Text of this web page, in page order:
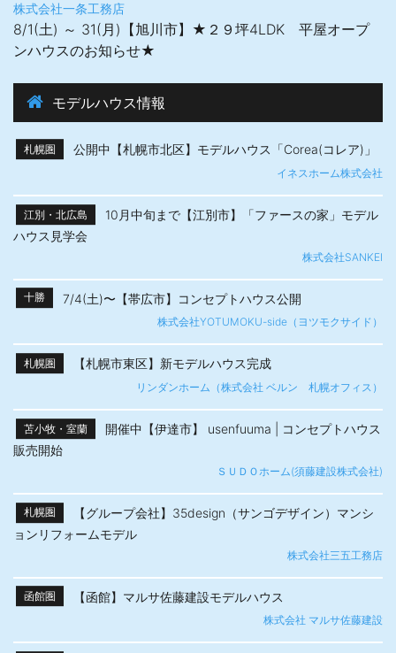
株式会社一条工務店
8/1(土) ～ 31(月)【旭川市】★２９坪4LDK 平屋オープ
ンハウスのお知らせ★
モデルハウス情報
札幌圏 公開中【札幌市北区】モデルハウス「Corea(コレア)」
イネスホーム株式会社
江別・北広島
10月中旬まで【江別市】「ファースの家」モデル
ハウス見学会
株式会社SANKEI
十勝 7/4(土)〜【帯広市】​コンセプトハウス公開
株式会社YOTUMOKU-side（ヨツモクサイド）
札幌圏 【札幌市東区】新モデルハウス完成
リンダンホーム（株式会社 ベルン 札幌オフィス）
苫小牧・室蘭
開催中【伊達市】 usenfuuma | コンセプトハウス
販売開始
ＳＵＤＯホーム(須藤建設株式会社)
札幌圏
【グループ会社】35design（サンゴデザイン）マンシ
ョンリフォームモデル
株式会社三五工務店
函館圏 【函館】マルサ佐藤建設モデルハウス
株式会社 マルサ佐藤建設